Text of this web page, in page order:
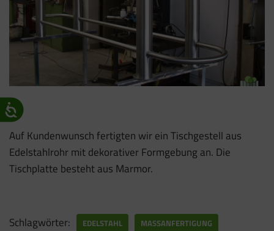
Auf Kundenwunsch fertigten wir ein Tischgestell aus
Edelstahlrohr mit dekorativer Formgebung an. Die
Tischplatte besteht aus Marmor.
Schlagwörter: EDELSTAHL MASSANFERTIGUNG